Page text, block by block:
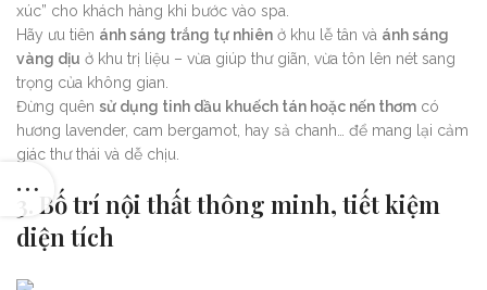
xúc” cho khách hàng khi bước vào spa.
Hãy ưu tiên ánh sáng trắng tự nhiên ở khu lễ tân và ánh sáng
vàng dịu ở khu trị liệu – vừa giúp thư giãn, vừa tôn lên nét sang
trọng của không gian.
Đừng quên sử dụng tinh dầu khuếch tán hoặc nến thơm có
hương lavender, cam bergamot, hay sả chanh… để mang lại cảm
giác thư thái và dễ chịu.
3. Bố trí nội thất thông minh, tiết kiệm
diện tích